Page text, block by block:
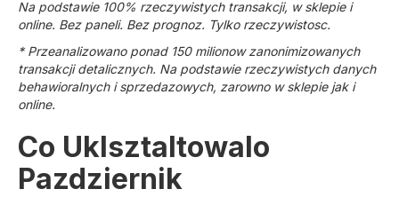
Na podstawie 100% rzeczywistych transakcji, w sklepie i
online. Bez paneli. Bez prognoz. Tylko rzeczywistosc.
* Przeanalizowano ponad 150 milionow zanonimizowanych
transakcji detalicznych. Na podstawie rzeczywistych danych
behawioralnych i sprzedazowych, zarowno w sklepie jak i
online.
Co Uklsztaltowalo
Pazdziernik